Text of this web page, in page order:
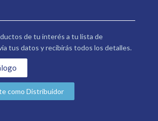
de tu interés a tu lista de
tus datos y recibirás todos los detalles.
como Distribuidor